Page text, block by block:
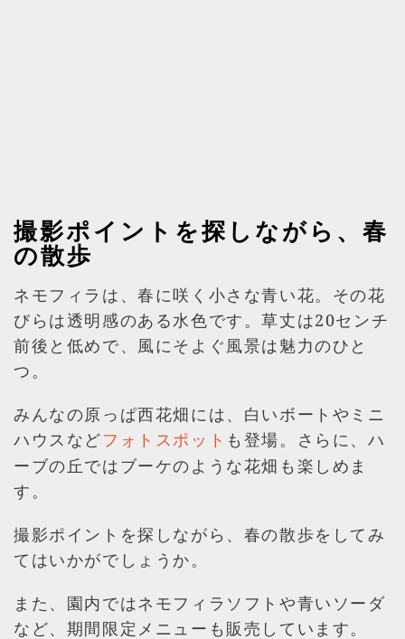
撮影ポイントを探しながら、春
の散歩
ネモフィラは、春に咲く小さな青い花。その花
びらは透明感のある水色です。草丈は20センチ
前後と低めで、風にそよぐ風景は魅力のひと
つ。
みんなの原っぱ西花畑には、白いボートやミニ
ハウスなど フォトスポット も登場。さらに、ハ
ーブの丘ではブーケのような花畑も楽しめま
す。
撮影ポイントを探しながら、春の散歩をしてみ
てはいかがでしょうか。
また、園内ではネモフィラソフトや青いソーダ
など、期間限定メニューも販売しています。